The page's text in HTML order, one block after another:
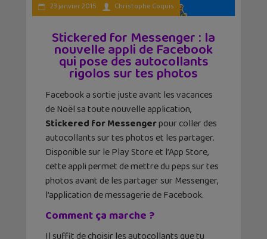
23 janvier 2015 Christophe Coquis
Stickered for Messenger : la
nouvelle appli de Facebook
qui pose des autocollants
rigolos sur tes photos
Facebook a sortie juste avant les vacances
de Noël sa toute nouvelle application,
Stickered for Messengerpour coller des
autocollants sur tes photos et les partager.
Disponible sur le Play Store et l’App Store,
cette appli permet de mettre du peps sur tes
photos avant de les partager sur Messenger,
l’application de messagerie de Facebook.
Comment ça marche ?